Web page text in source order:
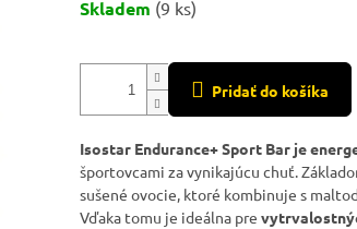
Skladem (9 ks)
Pridať do košíka
Isostar Endurance+ Sport Bar je
športovcami za vynikajúcu chuť.
sušené ovocie, ktoré kombinuje s
Vďaka tomu je ideálna pre